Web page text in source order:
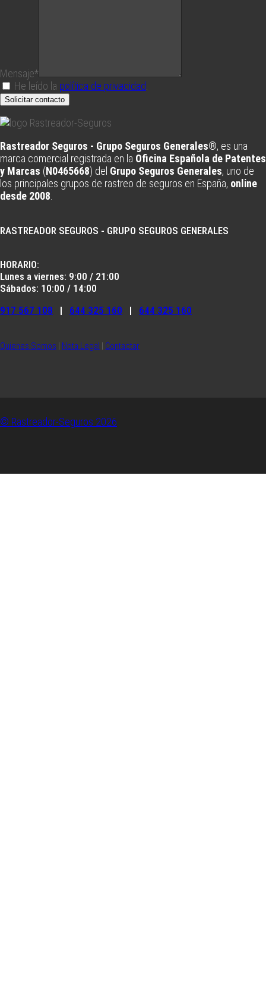
Mensaje*
He leído la política de privacidad
Solicitar contacto
Rastreador Seguros - Grupo Seguros Generales®, es una
marca comercial registrada en la Oficina Española de Patentes
y Marcas (N0465668) del Grupo Seguros Generales, uno de
los principales grupos de rastreo de seguros en España, online
desde 2008
RASTREADOR SEGUROS - GRUPO SEGUROS GENERALES
HORARIO:
Lunes a viernes: 9:00 / 21:00
Sábados: 10:00 / 14:00
917 567 108 | 644 325 160 | 644 325 160
Quienes Somos | Nota Legal | Contactar
© Rastreador-Seguros 2026